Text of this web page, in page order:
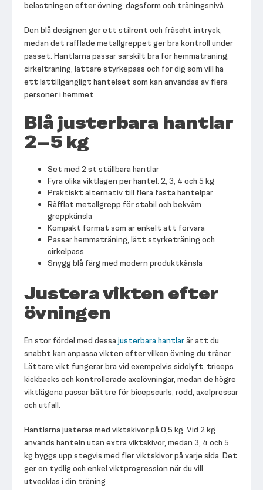
belastningen efter övning, dagsform och träningsnivå.
Den blå designen ger ett stilrent och fräscht intryck,
medan det räfflade metallgreppet ger bra kontroll under
passet. Hantlarna passar särskilt bra för hemmaträning,
cirkelträning, lättare styrkepass och för dig som vill ha
ett lättillgängligt hantelset som kan användas av flera
personer i hemmet.
Blå justerbara hantlar
2–5 kg
Set med 2 st ställbara hantlar
Fyra olika viktlägen per hantel: 2, 3, 4 och 5 kg
Praktiskt alternativ till flera fasta hantelpar
Räfflat metallgrepp för stabil och bekväm
greppkänsla
Kompakt format som är enkelt att förvara
Passar hemmaträning, lätt styrketräning och
cirkelpass
Snygg blå färg med modern produktkänsla
Justera vikten efter
övningen
En stor fördel med dessa justerbara hantlarär att du
snabbt kan anpassa vikten efter vilken övning du tränar.
Lättare vikt fungerar bra vid exempelvis sidolyft, triceps
kickbacks och kontrollerade axelövningar, medan de högre
viktlägena passar bättre för bicepscurls, rodd, axelpressar
och utfall.
Hantlarna justeras med viktskivor på 0,5 kg. Vid 2 kg
används hanteln utan extra viktskivor, medan 3, 4 och 5
kg byggs upp stegvis med fler viktskivor på varje sida. Det
ger en tydlig och enkel viktprogression när du vill
utvecklas i din träning.